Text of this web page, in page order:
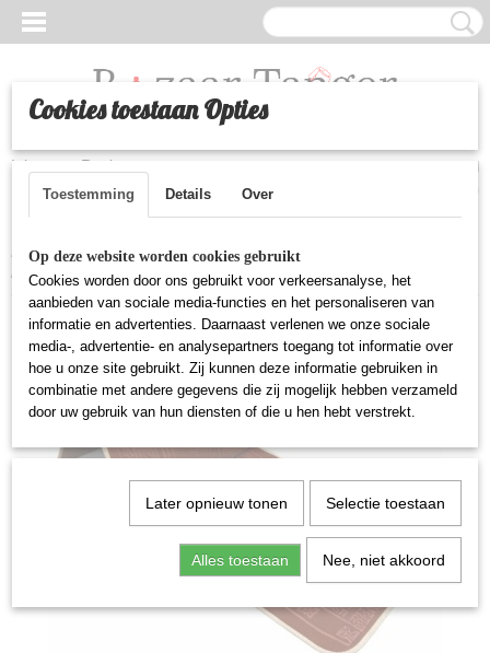
Inloggen Registreren
Home >Gebed> Luxe opvouwbare gebedsmat met verstelbare
rugleuning - Bruin
Cookies toestaan Opties
Toestemming Details Over
Op deze website worden cookies gebruikt
Cookies worden door ons gebruikt voor verkeersanalyse, het
aanbieden van sociale media-functies en het personaliseren van
informatie en advertenties. Daarnaast verlenen we onze sociale
media-, advertentie- en analysepartners toegang tot informatie over
hoe u onze site gebruikt. Zij kunnen deze informatie gebruiken in
combinatie met andere gegevens die zij mogelijk hebben verzameld
door uw gebruik van hun diensten of die u hen hebt verstrekt.
Later opnieuw tonen Selectie toestaan
Alles toestaan Nee, niet akkoord